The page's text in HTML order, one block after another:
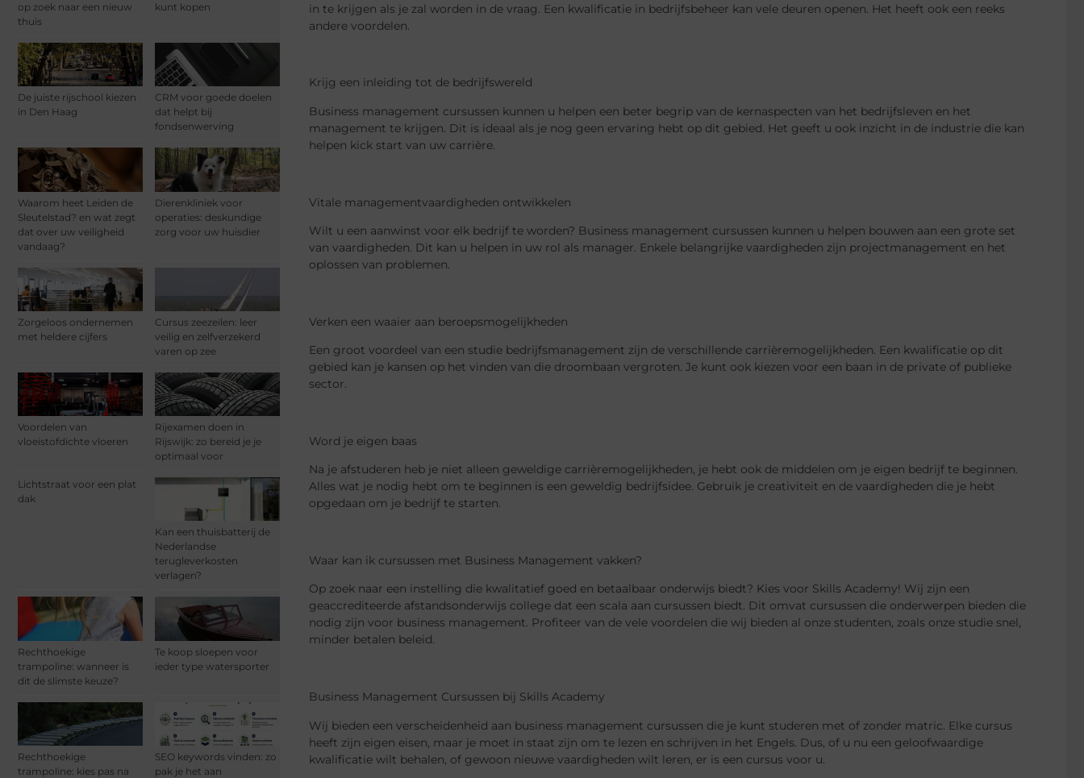
op zoek naar een nieuw
thuis
kunt kopen
De juiste rijschool kiezen
in Den Haag
CRM voor goede doelen
dat helpt bij
fondsenwerving
Waarom heet Leiden de
Sleutelstad? en wat zegt
dat over uw veiligheid
vandaag?
Dierenkliniek voor
operaties: deskundige
zorg voor uw huisdier
Zorgeloos ondernemen
met heldere cijfers
Cursus zeezeilen: leer
veilig en zelfverzekerd
varen op zee
Voordelen van
vloeistofdichte vloeren
Rijexamen doen in
Rijswijk: zo bereid je je
optimaal voor
Lichtstraat voor een plat
dak
Kan een thuisbatterij de
Nederlandse
terugleverkosten
verlagen?
Rechthoekige
trampoline: wanneer is
dit de slimste keuze?
Te koop sloepen voor
ieder type watersporter
Rechthoekige
trampoline: kies pas na
SEO keywords vinden: zo
pak je het aan
in te krijgen als je zal worden in de vraag. Een kwalificatie in bedrijfsbeheer kan vele deuren openen. Het heeft ook een reeks
andere voordelen.
Krijg een inleiding tot de bedrijfswereld
Business management cursussen kunnen u helpen een beter begrip van de kernaspecten van het bedrijfsleven en het
management te krijgen. Dit is ideaal als je nog geen ervaring hebt op dit gebied. Het geeft u ook inzicht in de industrie die kan
helpen kick start van uw carrière.
Vitale managementvaardigheden ontwikkelen
Wilt u een aanwinst voor elk bedrijf te worden? Business management cursussen kunnen u helpen bouwen aan een grote set
van vaardigheden. Dit kan u helpen in uw rol als manager. Enkele belangrijke vaardigheden zijn projectmanagement en het
oplossen van problemen.
Verken een waaier aan beroepsmogelijkheden
Een groot voordeel van een studie bedrijfsmanagement zijn de verschillende carrièremogelijkheden. Een kwalificatie op dit
gebied kan je kansen op het vinden van die droombaan vergroten. Je kunt ook kiezen voor een baan in de private of publieke
sector.
Word je eigen baas
Na je afstuderen heb je niet alleen geweldige carrièremogelijkheden, je hebt ook de middelen om je eigen bedrijf te beginnen.
Alles wat je nodig hebt om te beginnen is een geweldig bedrijfsidee. Gebruik je creativiteit en de vaardigheden die je hebt
opgedaan om je bedrijf te starten.
Waar kan ik cursussen met Business Management vakken?
Op zoek naar een instelling die kwalitatief goed en betaalbaar onderwijs biedt? Kies voor Skills Academy! Wij zijn een
geaccrediteerde afstandsonderwijs college dat een scala aan cursussen biedt. Dit omvat cursussen die onderwerpen bieden die
nodig zijn voor business management. Profiteer van de vele voordelen die wij bieden al onze studenten, zoals onze studie snel,
minder betalen beleid.
Business Management Cursussen bij Skills Academy
Wij bieden een verscheidenheid aan business management cursussen die je kunt studeren met of zonder matric. Elke cursus
heeft zijn eigen eisen, maar je moet in staat zijn om te lezen en schrijven in het Engels. Dus, of u nu een geloofwaardige
kwalificatie wilt behalen, of gewoon nieuwe vaardigheden wilt leren, er is een cursus voor u.